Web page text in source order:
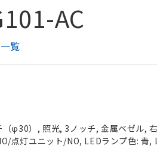
AC
覧
（φ30）, 照光, 3ノッチ, 金属ベゼル,
点灯ユニット/NO, LEDランプ色: 青,